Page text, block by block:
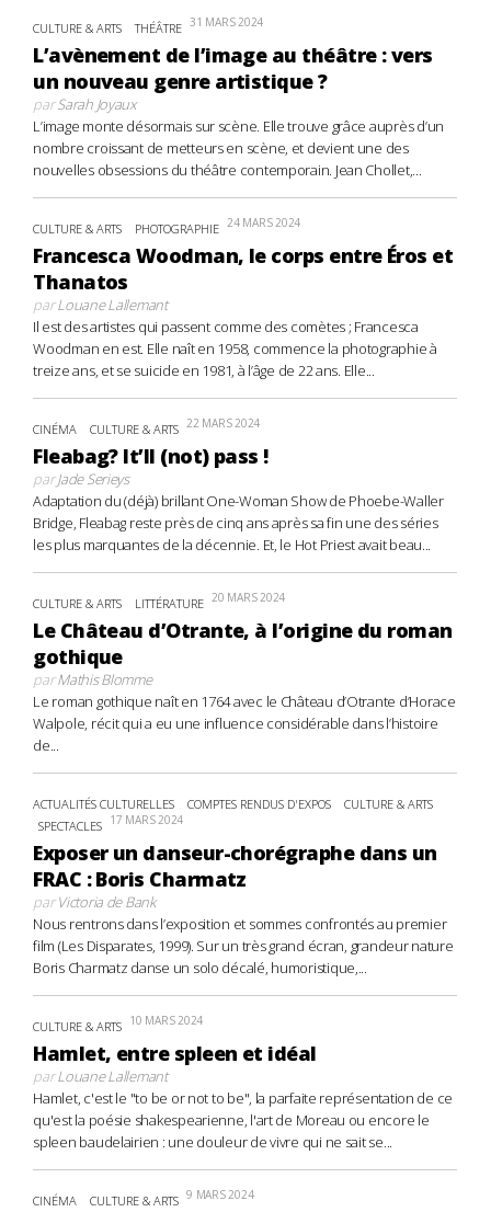
CULTURE & ARTS THÉÂTRE 31 MARS 2024
L’avènement de l’image au théâtre : vers
un nouveau genre artistique ?
parSarah Joyaux
L’image monte désormais sur scène. Elle trouve grâce auprès d’un
nombre croissant de metteurs en scène, et devient une des
nouvelles obsessions du théâtre contemporain. Jean Chollet,...
CULTURE & ARTS PHOTOGRAPHIE 24 MARS 2024
Francesca Woodman, le corps entre Éros et
Thanatos
parLouane Lallemant
Il est des artistes qui passent comme des comètes ; Francesca
Woodman en est. Elle naît en 1958, commence la photographie à
treize ans, et se suicide en 1981, à l’âge de 22 ans. Elle...
CINÉMA CULTURE & ARTS 22 MARS 2024
Fleabag? It’ll (not) pass !
parJade Serieys
Adaptation du (déjà) brillant One-Woman Show de Phoebe-Waller
Bridge, Fleabag reste près de cinq ans après sa fin une des séries
les plus marquantes de la décennie. Et, le Hot Priest avait beau...
CULTURE & ARTS LITTÉRATURE 20 MARS 2024
Le Château d’Otrante, à l’origine du roman
gothique
parMathis Blomme
Le roman gothique naît en 1764 avec le Château d’Otrante d’Horace
Walpole, récit qui a eu une influence considérable dans l’histoire
de...
ACTUALITÉS CULTURELLES COMPTES RENDUS D'EXPOS
CULTURE & ARTS
SPECTACLES 17 MARS 2024
Exposer un danseur-chorégraphe dans un
FRAC : Boris Charmatz
parVictoria de Bank
Nous rentrons dans l’exposition et sommes confrontés au premier
film (Les Disparates, 1999). Sur un très grand écran, grandeur nature
Boris Charmatz danse un solo décalé, humoristique,...
CULTURE & ARTS 10 MARS 2024
Hamlet, entre spleen et idéal
parLouane Lallemant
Hamlet, c'est le "to be or not to be", la parfaite représentation de ce
qu'est la poésie shakespearienne, l'art de Moreau ou encore le
spleen baudelairien : une douleur de vivre qui ne sait se...
CINÉMA CULTURE & ARTS 9 MARS 2024